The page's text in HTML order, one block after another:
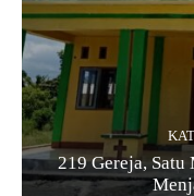
219 Gereja,